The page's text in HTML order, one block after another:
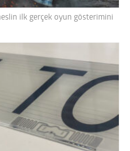
ilk gerçek oyun gösterimini